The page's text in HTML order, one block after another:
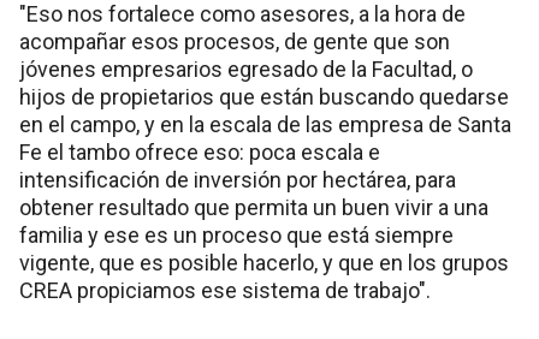
"Eso nos fortalece como asesores, a la hora de
acompañar esos procesos, de gente que son
jóvenes empresarios egresado de la Facultad, o
hijos de propietarios que están buscando quedarse
en el campo, y en la escala de las empresa de Santa
Fe el tambo ofrece eso: poca escala e
intensificación de inversión por hectárea, para
obtener resultado que permita un buen vivir a una
familia y ese es un proceso que está siempre
vigente, que es posible hacerlo, y que en los grupos
CREA propiciamos ese sistema de trabajo".